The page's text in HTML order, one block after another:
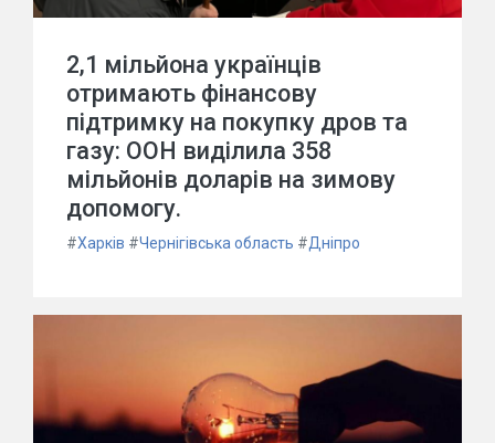
2,1 мільйона українців
отримають фінансову
підтримку на покупку дров та
газу: ООН виділила 358
мільйонів доларів на зимову
допомогу.
#Харків #Чернігівська область #Дніпро